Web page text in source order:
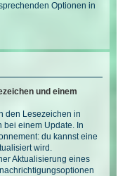
Optionen in
und einem
den Lesezeichen in
bei einem Update. In
du kannst eine
wird.
Aktualisierung eines